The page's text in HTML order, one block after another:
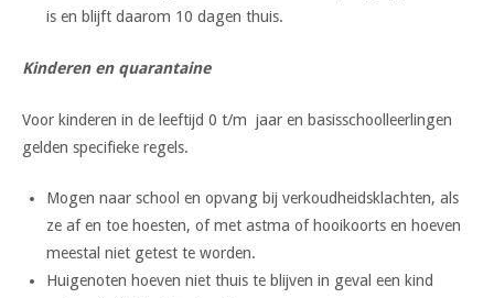
is en blijft daarom 10 dagen thuis.
Kinderen en quarantaine
Voor kinderen in de leeftijd 0 t/m jaar en basisschoolleerlingen
gelden specifieke regels.
Mogen naar school en opvang bij verkoudheidsklachten, als
ze af en toe hoesten, of met astma of hooikoorts en hoeven
meestal niet getest te worden.
Huigenoten hoeven niet thuis te blijven in geval een kind